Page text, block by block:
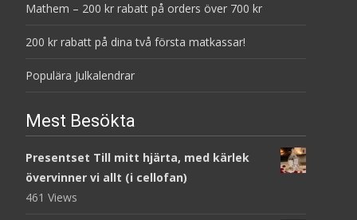
Mathem – 200 kr rabatt på orders över 700 kr
200 kr rabatt på dina två första matkassar!
Populära Julkalendrar
Mest Besökta
Presentset Till mitt hjärta, med kärlek
övervinner vi allt (i cellofan)
461 Views